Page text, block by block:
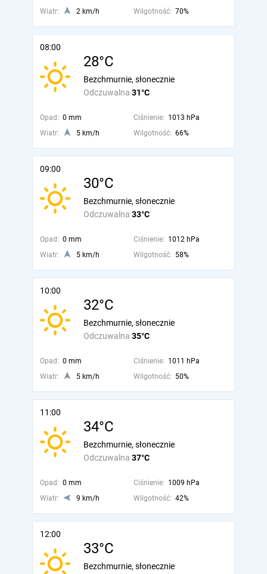
Wiatr: 2 km/h Wilgotność: 70%
08:00
28°C
Odczuwalna 31°C
Bezchmurnie, słonecznie
Opad: 0 mm Ciśnienie: 1013 hPa
Wiatr:
5 km/h Wilgotność: 66%
09:00
30°C
Odczuwalna 33°C
Bezchmurnie, słonecznie
Opad: 0 mm Ciśnienie: 1012 hPa
Wiatr:
5 km/h Wilgotność: 58%
10:00
32°C
Odczuwalna 35°C
Bezchmurnie, słonecznie
Opad: 0 mm Ciśnienie: 1011 hPa
Wiatr:
5 km/h Wilgotność: 50%
11:00
34°C
Odczuwalna 37°C
Bezchmurnie, słonecznie
Opad: 0 mm Ciśnienie: 1009 hPa
Wiatr:
9 km/h Wilgotność: 42%
12:00
33°C
Bezchmurnie, słonecznie